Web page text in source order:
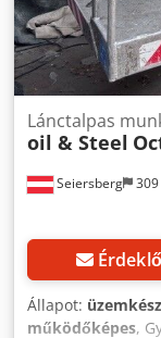
Seiersberg
Lánctalpas
oil & Steel
Állapot:
működőképes,